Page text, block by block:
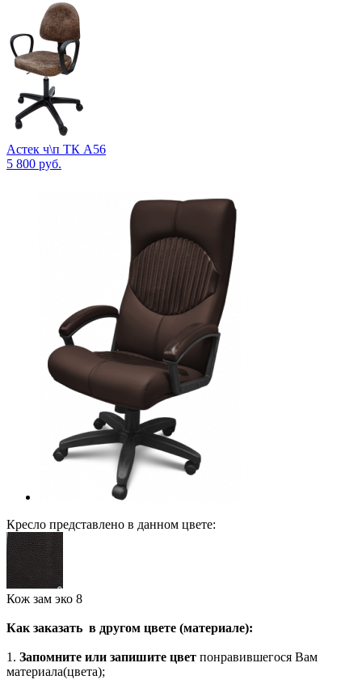
Астек ч\п ТК А56
5 800 руб.
Кресло представлено в данном цвете:
Кож зам эко 8
Как заказать в другом цвете (материале):
1. Запомните или запишите цвет понравившегося Вам
материала(цвета);